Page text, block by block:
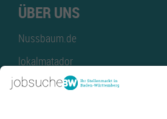
ÜBER UNS
Nussbaum.de
lokalmatador
kaufinBW